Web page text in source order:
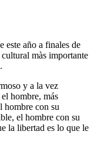
este año a finales de
màs importante
y a la vez
hombre, más
hombre con su
el hombre con su
la libertad es lo que le